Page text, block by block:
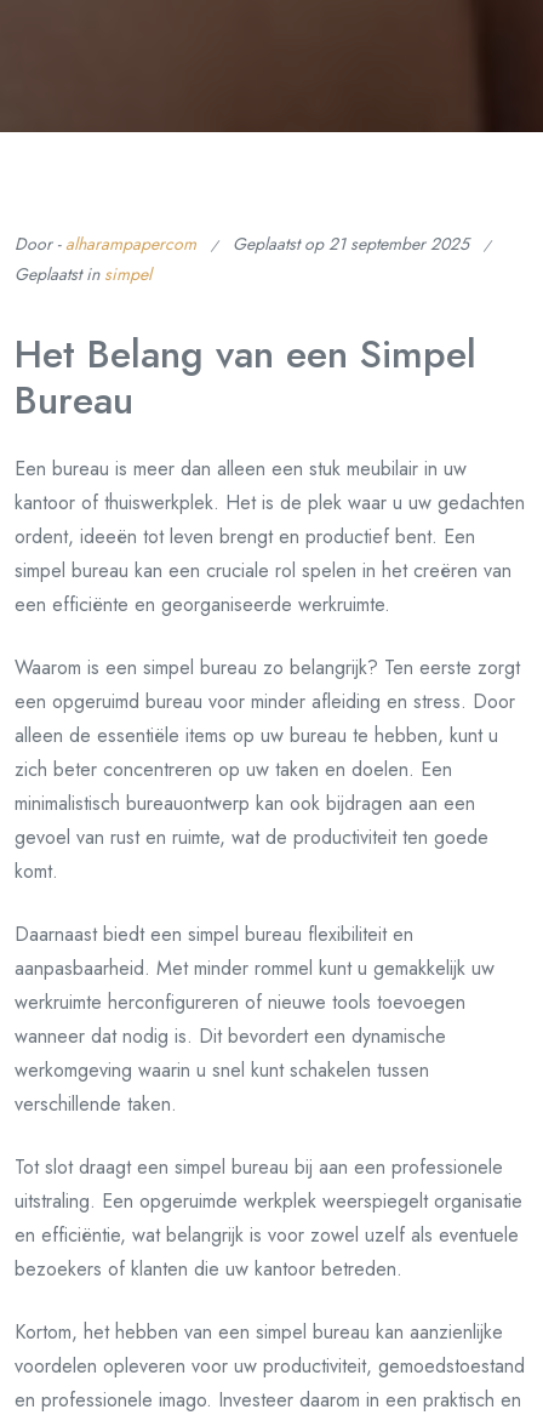
Door - alharampapercom Geplaatst op21 september 2025
Geplaatst in simpel
Het Belang van een Simpel
Bureau
Een bureau is meer dan alleen een stuk meubilair in uw
kantoor of thuiswerkplek. Het is de plek waar u uw gedachten
ordent, ideeën tot leven brengt en productief bent. Een
simpel bureau kan een cruciale rol spelen in het creëren van
een efficiënte en georganiseerde werkruimte.
Waarom is een simpel bureau zo belangrijk? Ten eerste zorgt
een opgeruimd bureau voor minder afleiding en stress. Door
alleen de essentiële items op uw bureau te hebben, kunt u
zich beter concentreren op uw taken en doelen. Een
minimalistisch bureauontwerp kan ook bijdragen aan een
gevoel van rust en ruimte, wat de productiviteit ten goede
komt.
Daarnaast biedt een simpel bureau flexibiliteit en
aanpasbaarheid. Met minder rommel kunt u gemakkelijk uw
werkruimte herconfigureren of nieuwe tools toevoegen
wanneer dat nodig is. Dit bevordert een dynamische
werkomgeving waarin u snel kunt schakelen tussen
verschillende taken.
Tot slot draagt een simpel bureau bij aan een professionele
uitstraling. Een opgeruimde werkplek weerspiegelt organisatie
en efficiëntie, wat belangrijk is voor zowel uzelf als eventuele
bezoekers of klanten die uw kantoor betreden.
Kortom, het hebben van een simpel bureau kan aanzienlijke
voordelen opleveren voor uw productiviteit, gemoedstoestand
en professionele imago. Investeer daarom in een praktisch en